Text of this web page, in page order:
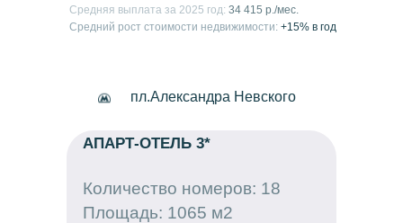
Количество номеров: 18
Площадь: 1065 м2
АПАРТ-ОТЕЛЬ 3*
Средняя выплата за 2025 год: 34 415 р./мес.
Средний рост стоимости недвижимости: +15% в год
пл.Александра Невского